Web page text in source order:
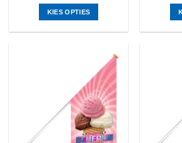
KIES OPTIES
meerdere
variaties.
Deze
optie
kan
gekozen
worden